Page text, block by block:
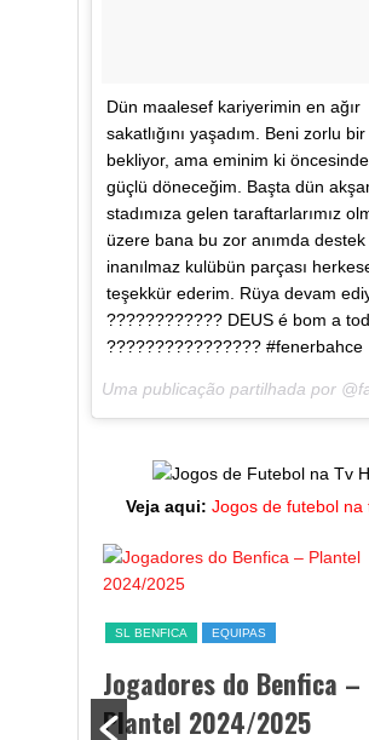
Dün maalesef kariyerimin en ağır
sakatlığını yaşadım. Beni zorlu
bekliyor, ama eminim ki
güçlü döneceğim. Başta dün
stadımıza gelen taraftarlarımız
üzere bana bu zor anımda
inanılmaz kulübün parçası
teşekkür ederim. Rüya devam
???????????? DEUS é bom a
???????????????? #fenerbahce
Veja aqui: Jogos de futebol na
SL BENFICA EQUIPAS
Jogadores do Benfica –
Plantel 2024/2025